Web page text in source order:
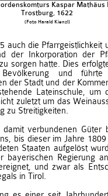
Kaspar Mathäus
Trostburg, 1622
(Foto Harald Kienzl)
auch die Pfarrgeistlichkeit
der Inkorporation der
sorgen hatte. Dies
und führte
der Stadt und der
Lateinschule, um
zuletzt um das
zu Streitigkeiten.
verbundenen Güter
bis dieser im Jahre
Staaten aufgelöst
bayerischen Regierung
und zwar als
in Tirol.